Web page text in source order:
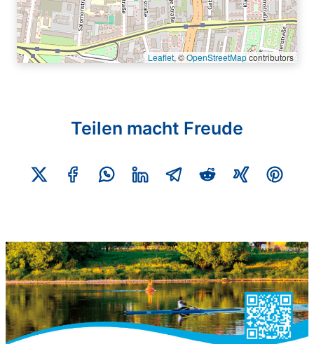
Leaflet, ©OpenStreetMapcontributors
Teilen macht Freude